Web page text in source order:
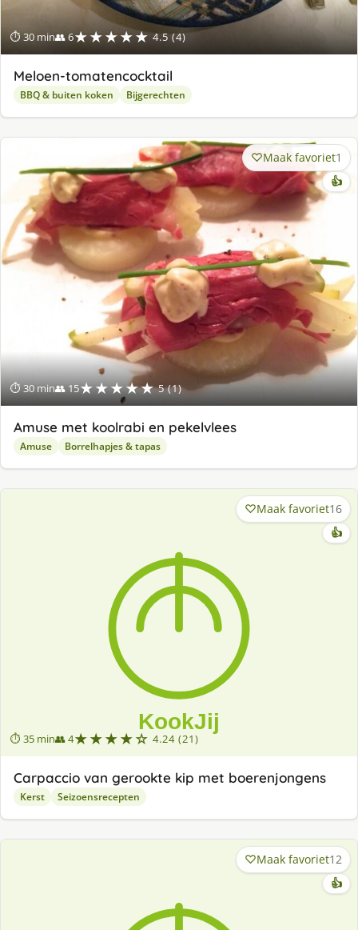
⏱ 30 min👥 6★★★★★ 4.5 (4)
Meloen-tomatencocktail
BBQ & buiten koken Bijgerechten
⏱ 30 min👥 15★★★★★ 5 (1)
Maak favoriet1
👍
Amuse met koolrabi en pekelvlees
Amuse Borrelhapjes & tapas
⏱ 35 min👥 4★★★★☆ 4.24 (21)
Maak favoriet16
👍
Carpaccio van gerookte kip met boerenjongens
Kerst Seizoensrecepten
Maak favoriet12
👍